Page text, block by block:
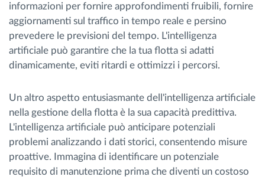
informazioni per fornire approfondimenti fruibili, fornire
aggiornamenti sul traffico in tempo reale e persino
prevedere le previsioni del tempo. L'intelligenza
artificiale può garantire che la tua flotta si adatti
dinamicamente, eviti ritardi e ottimizzi i percorsi.
Un altro aspetto entusiasmante dell'intelligenza artificiale
nella gestione della flotta è la sua capacità predittiva.
L'intelligenza artificiale può anticipare potenziali
problemi analizzando i dati storici, consentendo misure
proattive. Immagina di identificare un potenziale
requisito di manutenzione prima che diventi un costoso